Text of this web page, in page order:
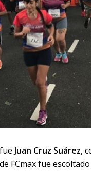
fueJuan Cruz Suárez,
FCmax fue